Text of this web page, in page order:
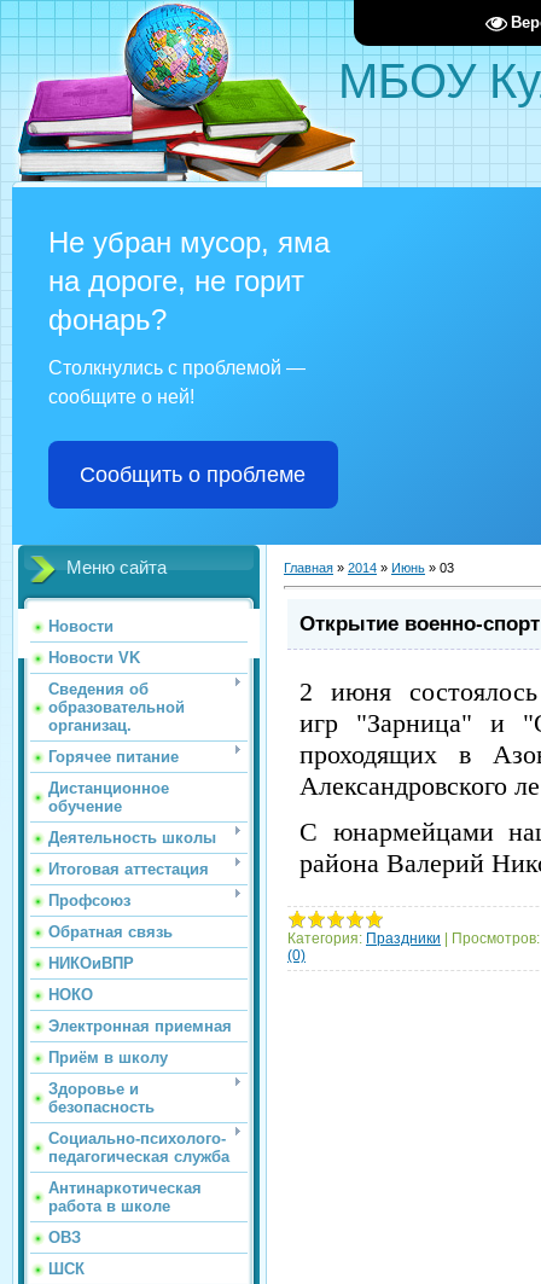
МБОУ
Не убран мусор, яма
на дороге, не горит
фонарь?
Столкнулись с проблемой —
сообщите о ней!
Сообщить о проблеме
Меню сайта
Новости
Новости VK
Сведения об
образовательной
организац.
Горячее питание
Дистанционное
обучение
Деятельность школы
Итоговая аттестация
Профсоюз
Обратная связь
НИКОиВПР
НОКО
Электронная приемная
Приём в школу
Здоровье и
безопасность
Социально-психолого-
педагогическая служба
Антинаркотическая
работа в школе
ОВЗ
ШСК
Главная » 2014 » Июнь » 03
Открытие военно-
2 июня
игр "Зарница" и
проходящих в
Александровского
С юнармейцами
района Валерий
Категория: Праздники
Просмотров:
(0)